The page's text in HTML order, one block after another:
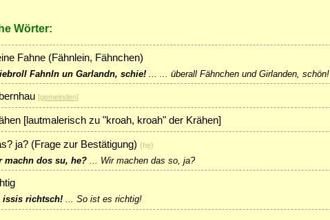
Wörter:
Fahne (Fähnlein, Fähnchen)
Fahnln un Garlandn, schie!... ... überall Fähnchen und Girlanden, schön!
[gemeinden]
[lautmalerisch zu "kroah, kroah" der Krähen]
ja? (Frage zur Bestätigung) {hę}
machn dos su, he?... Wir machen das so, ja?
issis richtsch!... So ist es richtig!